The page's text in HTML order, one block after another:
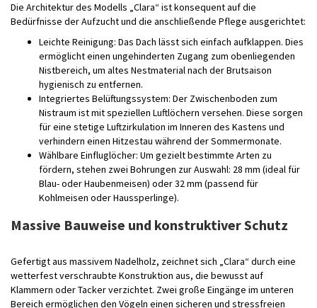
Die Architektur des Modells „Clara“ ist konsequent auf die
Bedürfnisse der Aufzucht und die anschließende Pflege ausgerichtet:
Leichte Reinigung: Das Dach lässt sich einfach aufklappen. Dies
ermöglicht einen ungehinderten Zugang zum obenliegenden
Nistbereich, um altes Nestmaterial nach der Brutsaison
hygienisch zu entfernen.
Integriertes Belüftungssystem: Der Zwischenboden zum
Nistraum ist mit speziellen Luftlöchern versehen. Diese sorgen
für eine stetige Luftzirkulation im Inneren des Kastens und
verhindern einen Hitzestau während der Sommermonate.
Wählbare Einfluglöcher: Um gezielt bestimmte Arten zu
fördern, stehen zwei Bohrungen zur Auswahl: 28 mm (ideal für
Blau- oder Haubenmeisen) oder 32 mm (passend für
Kohlmeisen oder Haussperlinge).
Massive Bauweise und konstruktiver Schutz
Gefertigt aus massivem Nadelholz, zeichnet sich „Clara“ durch eine
wetterfest verschraubte Konstruktion aus, die bewusst auf
Klammern oder Tacker verzichtet. Zwei große Eingänge im unteren
Bereich ermöglichen den Vögeln einen sicheren und stressfreien